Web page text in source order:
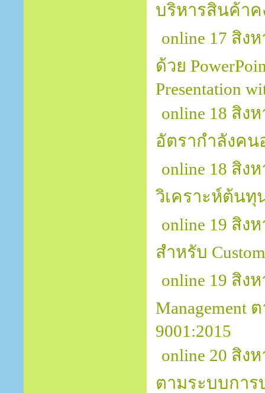
บริหารสินค้า
online 17 สิง
ด้วย
Presentation
online 18 สิง
อัตรากำลังค
online 18 สิ
วิเคราะห์ต้นทุน
online 19 สิง
สำหรับ
online 19 สิง
Management
9001:2015
online 20 สิง
ตามระบบการ